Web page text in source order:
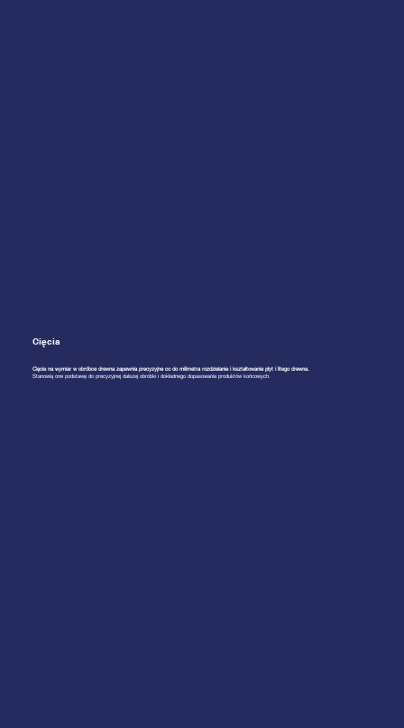
Cięcia
Cięcie na wymiar w obróbce drewna zapewnia precyzyjne co do milimetra rozdzielanie i kształtowanie płyt i litego drewna.
Stanowią one podstawę do precyzyjnej dalszej obróbki i dokładnego dopasowania produktów końcowych.